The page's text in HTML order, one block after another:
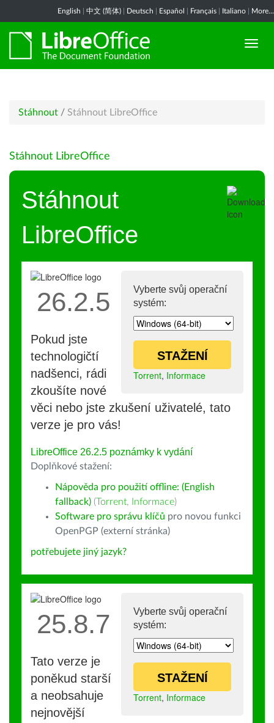
English 中文 (简体) Deutsch Español Français Italiano More...
Stáhnout / Stáhnout LibreOffice
Stáhnout LibreOffice
Stáhnout
LibreOffice
Vyberte svůj operační
systém:
STAŽENÍ
Torrent, Informace
26.2.5
Pokud jste
technologičtí
nadšenci, rádi
zkoušíte nové
věci nebo jste zkušení uživatelé, tato
verze je pro vás!
LibreOffice 26.2.5 poznámky k vydání
Doplňkové stažení:
Nápověda pro použití offline: (English
fallback) (Torrent, Informace)
Software pro správu klíčů pro novou funkci
OpenPGP (externí stránka)
potřebujete jiný jazyk?
Vyberte svůj operační
systém:
STAŽENÍ
Torrent, Informace
25.8.7
Tato verze je
poněkud starší
a neobsahuje
nejnovější